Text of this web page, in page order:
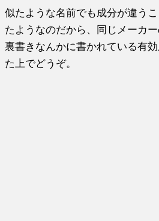
似たような名前でも成分が違う
たようなのだから、同じメーカ
裏書きなんかに書かれている有
た上でどうぞ。